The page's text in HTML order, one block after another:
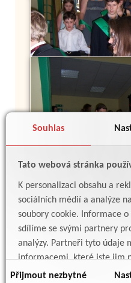
Souhlas
Tato webová stránka
K personalizaci obsahu a
sociálních médií a analýze
soubory cookie. Informace
sdílíme se svými partnery
analýzy. Partneři tyto údaje
informacemi, které jste jim
důsledku toho, že používáte
Přijmout nezbytné